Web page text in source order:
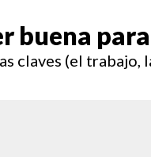
buena
claves (el trabajo,